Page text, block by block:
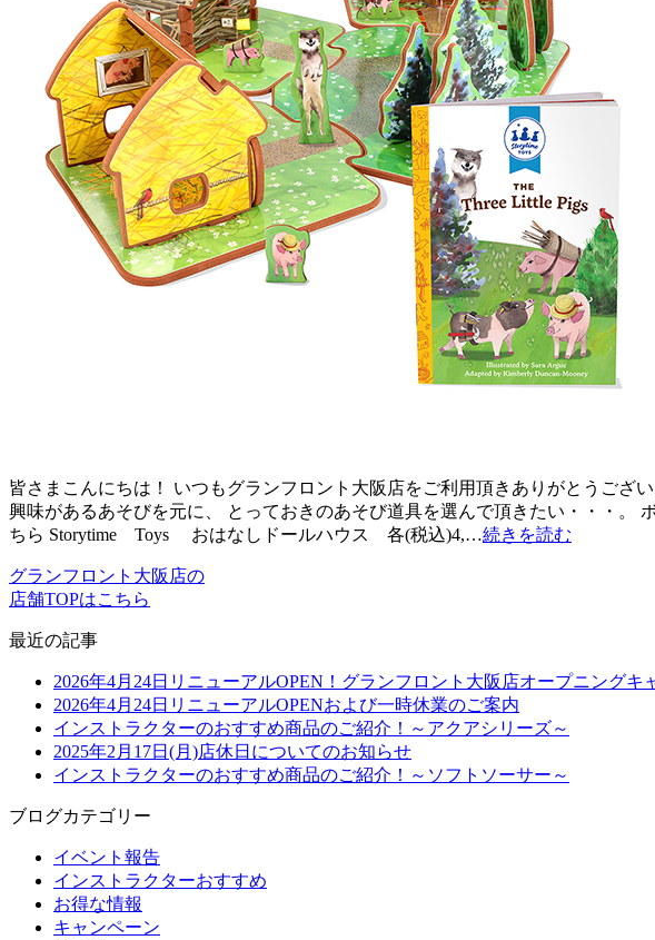
皆さまこんにちは！ いつもグランフロント大阪店をご利用頂きありがとうござ
興味があるあそびを元に、 とっておきのあそび道具を選んで頂きたい・・・。
ちら Storytime Toys おはなしドールハウス 各(税込)4,…続きを読む
グランフロント大阪店の
店舗TOPはこちら
最近の記事
2026年4月24日リニューアルOPEN！グランフロント大阪店オープニングキ
2026年4月24日リニューアルOPENおよび一時休業のご案内
インストラクターのおすすめ商品のご紹介！～アクアシリーズ～
2025年2月17日(月)店休日についてのお知らせ
インストラクターのおすすめ商品のご紹介！～ソフトソーサー～
ブログカテゴリー
イベント報告
インストラクターおすすめ
お得な情報
キャンペーン